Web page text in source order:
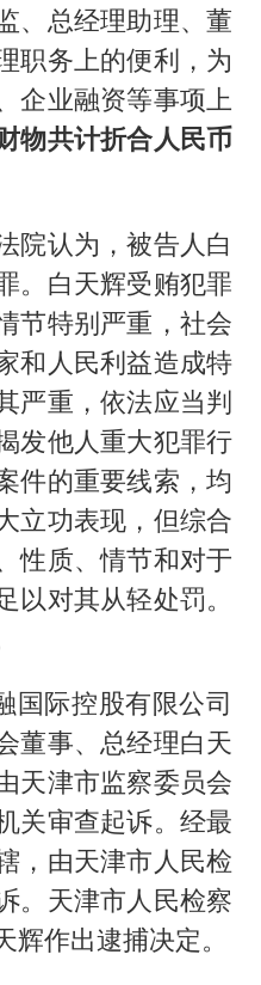
、总经理助理、董
职务上的便利，为
企业融资等事项上
物共计折合人民币
院认为，被告人白
。白天辉受贿犯罪
节特别严重，社会
和人民利益造成特
严重，依法应当判
发他人重大犯罪行
件的重要线索，均
立功表现，但综合
性质、情节和对于
以对其从轻处罚。
国际控股有限公司
董事、总经理白天
天津市监察委员会
关审查起诉。经最
，由天津市人民检
。天津市人民检察
作出逮捕决定。